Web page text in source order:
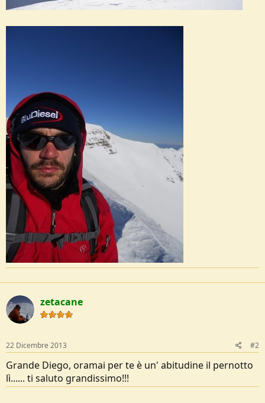
zetacane
22 Dicembre 2013 #2
Grande Diego, oramai per te è un' abitudine il pernotto
lì...... ti saluto grandissimo!!!